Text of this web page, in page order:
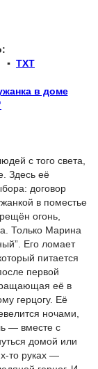
▪ TXT
в доме
с того света,
Здесь её
договор
в поместье
огонь,
Только Марина
Его ломает
питается
первой
её в
герцогу. Её
ночами,
— вместе с
домой или
то руках —